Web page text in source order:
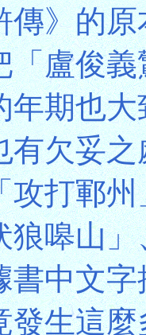
傳》的
「盧俊
年期也
有欠妥
攻打鄆
狼嗥山
書中文
發生這